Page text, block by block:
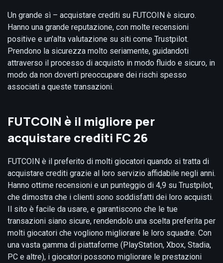
Un grande sì – acquistare crediti su FUTCOIN è sicuro.
Hanno una grande reputazione, con molte recensioni
positive e un'alta valutazione su siti come Trustpilot.
Prendono la sicurezza molto seriamente, guidandoti
attraverso il processo di acquisto in modo fluido e sicuro, in
modo da non doverti preoccupare dei rischi spesso
associati a queste transazioni.
FUTCOIN è il migliore per
acquistare crediti FC 26
FUTCOIN è il preferito di molti giocatori quando si tratta di
acquistare crediti grazie al loro servizio affidabile negli anni.
Hanno ottime recensioni e un punteggio di 4,9 su Trustpilot,
che dimostra che i clienti sono soddisfatti dei loro acquisti.
Il sito è facile da usare, e garantiscono che le tue
transazioni siano sicure, rendendolo una scelta preferita per
molti giocatori che vogliono migliorare le loro squadre. Con
una vasta gamma di piattaforme (PlayStation, Xbox, Stadia,
PC e altre), i giocatori possono migliorare le prestazioni